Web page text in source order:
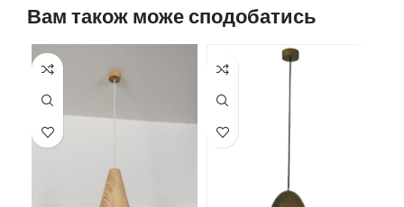
Вам також може сподобатись